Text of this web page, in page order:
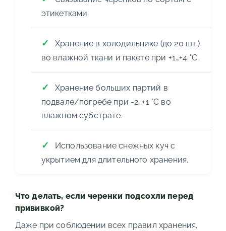
этикетками.
Хранение в холодильнике (до 20 шт.)
во влажной ткани и пакете при +1…+4 °C.
Хранение больших партий в
подвале/погребе при -2…+1 °C во
влажном субстрате.
Использование снежных куч с
укрытием для длительного хранения.
Что делать, если черенки подсохли перед
прививкой?
Даже при соблюдении всех правил хранения,